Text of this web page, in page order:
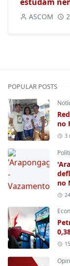
ASCOM
POPULAR POSTS
no
3
no